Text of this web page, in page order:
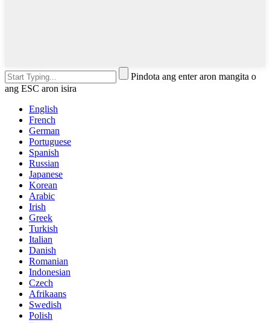
Pindota ang enter aron mangita o
ang ESC aron isira
English
French
German
Portuguese
Spanish
Russian
Japanese
Korean
Arabic
Irish
Greek
Turkish
Italian
Danish
Romanian
Indonesian
Czech
Afrikaans
Swedish
Polish